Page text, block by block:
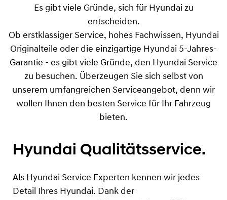
Es gibt viele Gründe, sich für Hyundai zu
entscheiden.
Ob erstklassiger Service, hohes Fachwissen, Hyundai
Originalteile oder die einzigartige Hyundai 5-Jahres-
Garantie - es gibt viele Gründe, den Hyundai Service
zu besuchen. Überzeugen Sie sich selbst von
unserem umfangreichen Serviceangebot, denn wir
wollen Ihnen den besten Service für Ihr Fahrzeug
bieten.
Hyundai Qualitätsservice.
Als Hyundai Service Experten kennen wir jedes
Detail Ihres Hyundai. Dank der